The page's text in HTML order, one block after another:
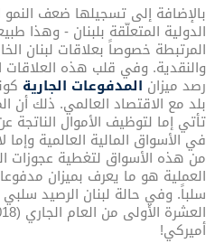
بالإضافة إلى تسجيلها ضعف النمو
الدولية المتعلّقة بلبنان - وهذا
المرتبطة خصوصاً بعلاقات لبنان
والنقدية. وفي قلب هذه العلاقات
رصد ميزان المدفوعات الجارية
بلد مع الاقتصاد العالمي. ذلك أن
تأتي إما لتوظيف الأموال
في الأسواق المالية العالمية
من هذه الأسواق لتغطية عجوزات
العملية هو ما يعرف بميزان
سلباً. وفي حالة لبنان الرصيد
أميركي!